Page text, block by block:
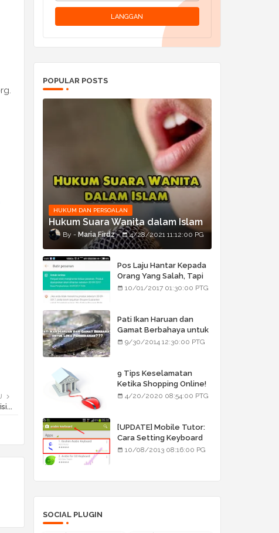
POPULAR POSTS
HUKUM DAN PERSOALAN
Hukum Suara Wanita dalam Islam
Maria Firdz 4/28/2021 11:12:00 PG
Pos Laju Hantar Kepada
Orang Yang Salah, Tapi
Orang Tu Pula Terima
10/01/2017 01:30:00 PTG
Pati Ikan Haruan dan
Gamat Berbahaya untuk
Luka Pembedahan???
9/30/2014 12:30:00 PTG
9 Tips Keselamatan
Ketika Shopping Online!
4/20/2020 08:54:00 PTG
[UPDATE] Mobile Tutor:
Cara Setting Keyboard
Arab/Jawi
10/08/2013 08:16:00 PG
SOCIAL PLUGIN